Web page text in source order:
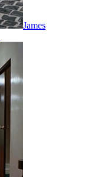
James